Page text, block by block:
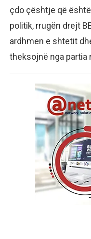
çdo çështje që
politik, rrugën drejt
ardhmen e shtetit
theksojnë nga partia